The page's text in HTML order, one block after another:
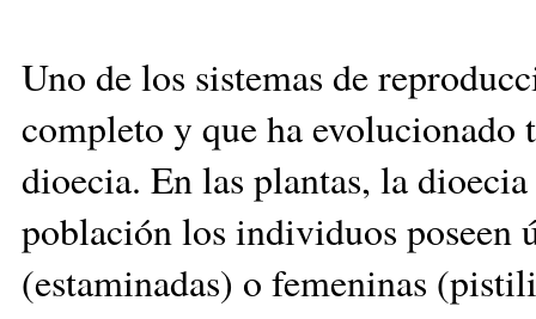
Uno de los sistemas de
completo y que ha evolucionado
dioecia. En las plantas, la
población los individuos poseen
(estaminadas) o femeninas